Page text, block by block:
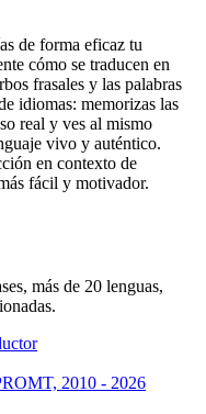
de forma eficaz tu
cómo se traducen en
frasales y las palabras
idiomas: memorizas las
real y ves al mismo
vivo y auténtico.
en contexto de
fácil y motivador.
más de 20 lenguas,
2010 - 2026